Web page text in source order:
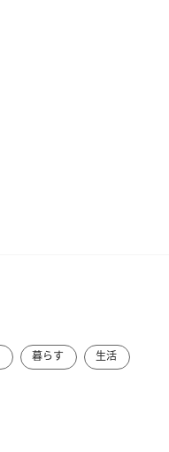
暮らす 生活